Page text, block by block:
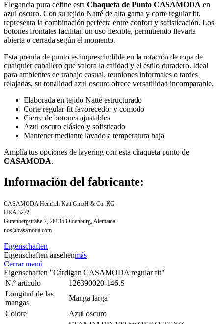
Elegancia pura define esta Chaqueta de Punto CASAMODA en
azul oscuro. Con su tejido Natté de alta gama y corte regular fit,
representa la combinación perfecta entre confort y sofisticación. Los
botones frontales facilitan un uso flexible, permitiendo llevarla
abierta o cerrada según el momento.
Esta prenda de punto es imprescindible en la rotación de ropa de
cualquier caballero que valora la calidad y el estilo duradero. Ideal
para ambientes de trabajo casual, reuniones informales o tardes
relajadas, su tonalidad azul oscuro ofrece versatilidad incomparable.
Elaborada en tejido Natté estructurado
Corte regular fit favorecedor y cómodo
Cierre de botones ajustables
Azul oscuro clásico y sofisticado
Mantener mediante lavado a temperatura baja
Amplía tus opciones de layering con esta chaqueta punto de
CASAMODA.
Información del fabricante:
CASAMODA Heinrich Katt GmbH & Co. KG
HRA 3272
Gutenbergstraße 7, 26135 Oldenburg, Alemania
nos@casamoda.com
Eigenschaften
Eigenschaften ansehenmás
Cerrar menú
Eigenschaften "Cárdigan CASAMODA regular fit"
N.º artículo
126390020-146.S
Longitud de las
mangas
Manga larga
Colore
Azul oscuro